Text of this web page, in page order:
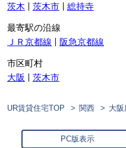
茨木
茨木市 総持寺
最寄駅の沿線
ＪＲ京都線
阪急京都線
市区町村
大阪
茨木市
UR賃貸住宅TOP 関西 大阪
PC版表示